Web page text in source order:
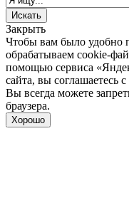
Закрыть
Чтобы вам было удобно
обрабатываем cookie-
помощью сервиса
сайта, вы соглашаетесь с
Вы всегда можете
браузера.
Хорошо